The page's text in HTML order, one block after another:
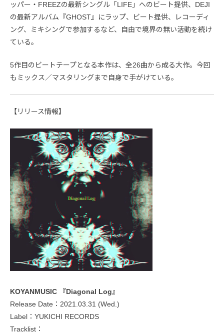
ッパー・FREEZの最新シングル「LIFE」へのビート提供、DEJI
の最新アルバム『GHOST』にラップ、ビート提供、レコーディ
ング、ミキシングで参加するなど、自由で境界の無い活動を続け
ている。
5作目のビートテープとなる本作は、全26曲から成る大作。今回
もミックス／マスタリングまで自身で手がけている。
【リリース情報】
KOYANMUSIC 『Diagonal Log』
Release Date：2021.03.31 (Wed.)
Label：YUKICHI RECORDS
Tracklist：